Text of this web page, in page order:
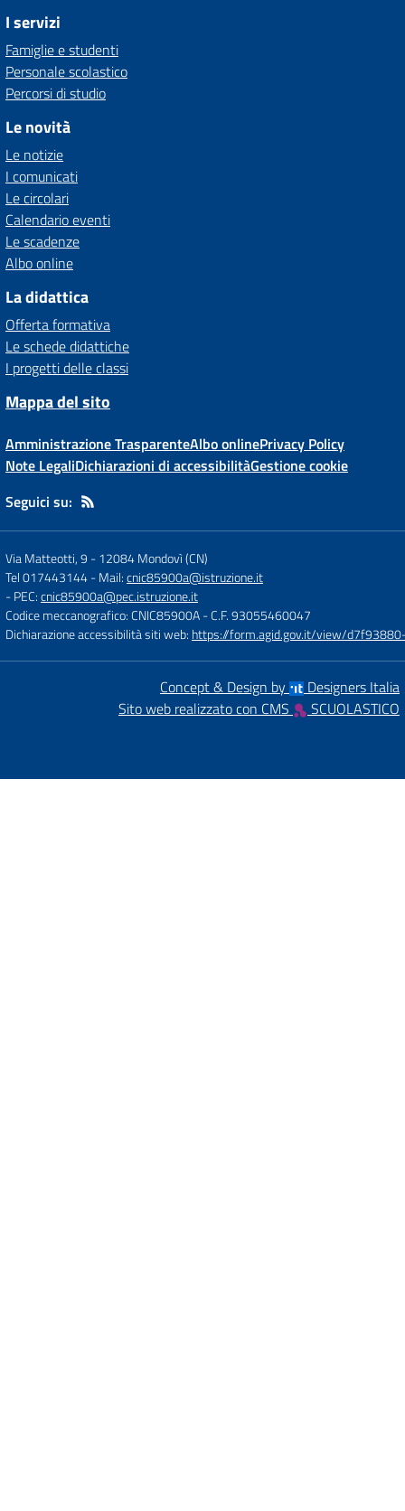
I servizi
Famiglie e studenti
Personale scolastico
Percorsi di studio
Le novità
Le notizie
I comunicati
Le circolari
Calendario eventi
Le scadenze
Albo online
La didattica
Offerta formativa
Le schede didattiche
I progetti delle classi
Mappa del sito
Amministrazione TrasparenteAlbo onlinePrivacy Policy
Note LegaliDichiarazioni di accessibilitàGestione cookie
Seguici su:
Via Matteotti, 9 -12084 Mondovì (CN)
Tel 017443144- Mail:cnic85900a@istruzione.it
- PEC:cnic85900a@pec.istruzione.it
Codice meccanografico: CNIC85900A- C.F. 93055460047
Dichiarazione accessibilità siti web: https://form.agid.gov.it/view/
Concept & Design by
Designers Italia
Sito web realizzato con CMS
SCUOLASTICO